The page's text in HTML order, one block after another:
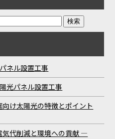
ネル設置工事
光パネル設置工事
け太陽光の特徴とポイント
代削減と環境への貢献 ―